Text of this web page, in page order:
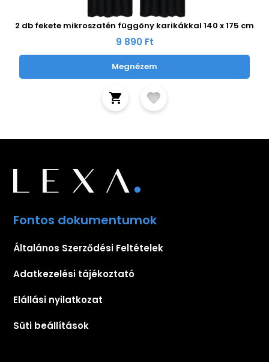
2 db fekete mikroszatén függöny karikákkal 140 x 175 cm
9 890 Ft
Megnézem
Fontos dokumentumok
Általános Szerződési Feltételek
Adatkezelési tájékoztató
Elállási nyilatkozat
Süti beállítások